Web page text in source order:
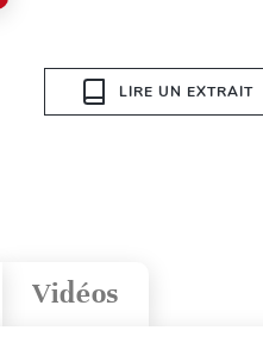
LIRE UN EXTRAIT
Vidéos